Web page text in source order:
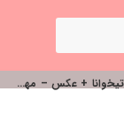
+ عکس – مهتاب من